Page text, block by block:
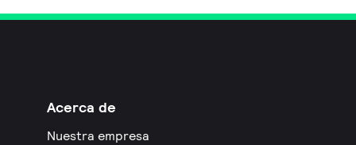
Acerca de
Nuestra empresa